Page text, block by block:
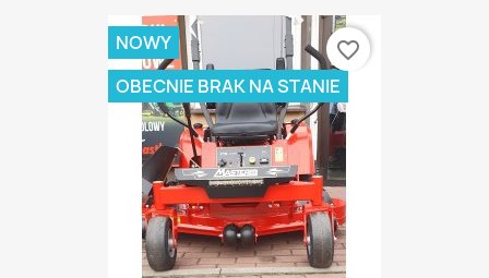
NOWY
OBECNIE BRAK NA STANIE
favorite_border